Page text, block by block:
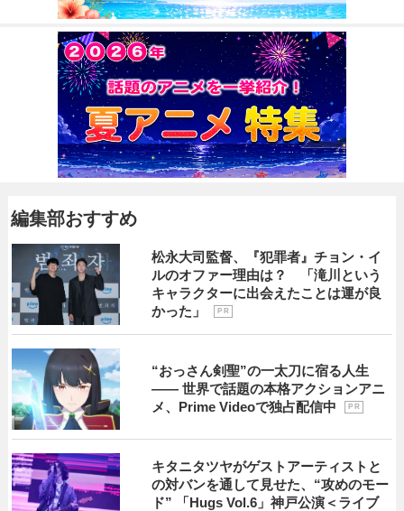
編集部おすすめ
松永大司監督、『犯罪者』チョン・イ
ルのオファー理由は？ 「滝川という
キャラクターに出会えたことは運が良
かった」
P R
“おっさん剣聖”の一太刀に宿る人生
―― 世界で話題の本格アクションアニ
メ、Prime Videoで独占配信中
P R
キタニタツヤがゲストアーティストと
の対バンを通して見せた、“攻めのモー
ド” 「Hugs Vol.6」神戸公演＜ライブ